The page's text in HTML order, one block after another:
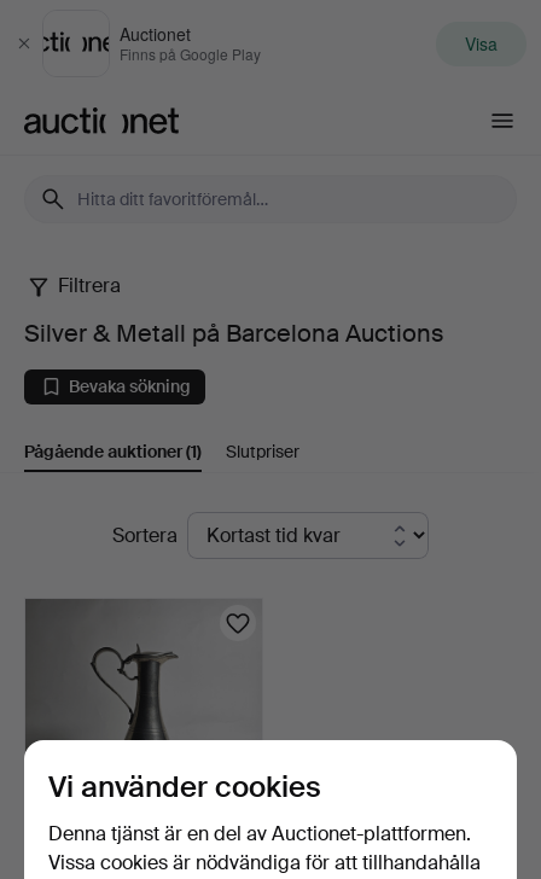
Stäng
Auctionet
Finns på Google Play Visa
Silver
Metall
på
Barcelona
Auctions
Filtrera
Silver & Metall på Barcelona Auctions
Bevaka sökning
Pågående auktioner(1) Slutpriser
PågåendeSortera
Karaff i glas och tenn.
Vi använder cookies
Denna tjänst är en del av Auctionet-plattformen.
Vissa cookies är nödvändiga för att tillhandahålla